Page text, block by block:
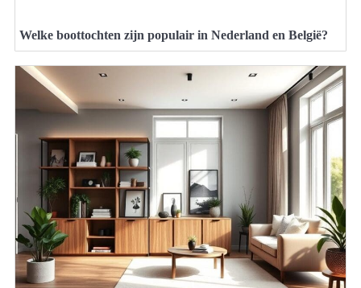
Welke boottochten zijn populair in Nederland en België?